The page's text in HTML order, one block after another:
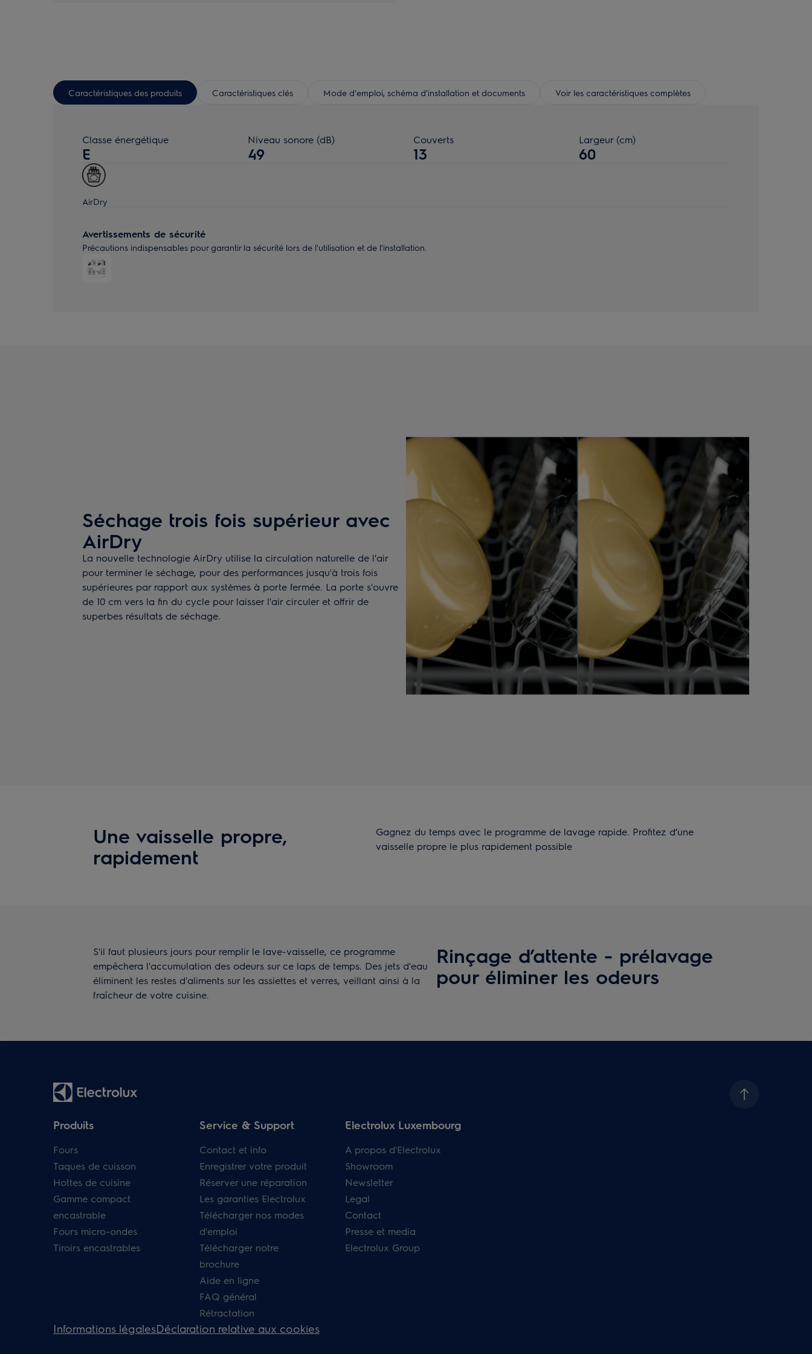
Caractéristiques des produits Caractéristiques clés Mode d'emploi, schéma d'installation et documents Voir les caractéristiques complètes
Classe énergétique
E
Niveau sonore (dB)
49
Couverts
13
Largeur (cm)
60
AirDry
Avertissements de sécurité
Précautions indispensables pour garantir la sécurité lors de l'utilisation et de l'installation.
Séchage trois fois supérieur avec
AirDry
La nouvelle technologie AirDry utilise la circulation naturelle de l'air
pour terminer le séchage, pour des performances jusqu'à trois fois
supérieures par rapport aux systèmes à porte fermée. La porte s'ouvre
de 10 cm vers la fin du cycle pour laisser l'air circuler et offrir de
superbes résultats de séchage.
Une vaisselle propre,
rapidement
Gagnez du temps avec le programme de lavage rapide. Profitez d’une
vaisselle propre le plus rapidement possible
Rinçage d’attente - prélavage
pour éliminer les odeurs
S'il faut plusieurs jours pour remplir le lave-vaisselle, ce programme
empêchera l'accumulation des odeurs sur ce laps de temps. Des jets d'eau
éliminent les restes d'aliments sur les assiettes et verres, veillant ainsi à la
fraîcheur de votre cuisine.
Produits
Fours
Taques de cuisson
Hottes de cuisine
Gamme compact
encastrable
Fours micro-ondes
Tiroirs encastrables
Service & Support
Contact et info
Enregistrer votre produit
Réserver une réparation
Les garanties Electrolux
Télécharger nos modes
d'emploi
Télécharger notre
brochure
Aide en ligne
FAQ général
Rétractation
Electrolux Luxembourg
A propos d'Electrolux
Showroom
Newsletter
Legal
Contact
Presse et media
Electrolux Group
Informations légalesDéclaration relative aux cookies